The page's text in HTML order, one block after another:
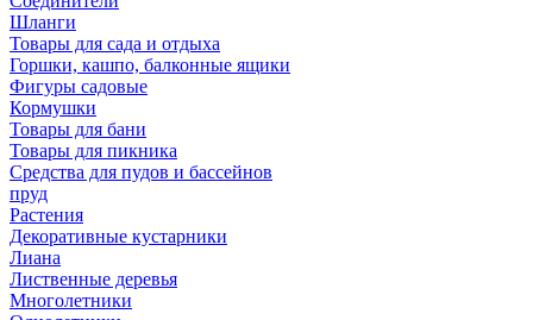
Шланги
Товары для сада и отдыха
Горшки, кашпо, балконные ящики
Фигуры садовые
Кормушки
Товары для бани
Товары для пикника
Средства для пудов и бассейнов
пруд
Растения
Декоративные кустарники
Лиана
Лиственные деревья
Многолетники